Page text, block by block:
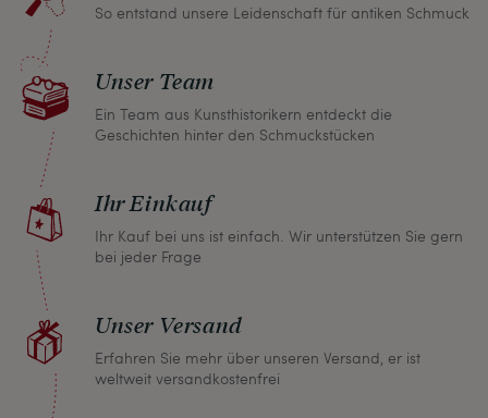
Sollten Sie aus irgendeinem Grund doch einmal
nicht zufrieden sein, nehmen Sie bitte mit uns
Kontakt auf und wir finden umgehend eine
gemeinsame Lösung. Unabhängig davon können
Sie innerhalb von einem Monat jeden Artikel
zurückgeben und wir erstatten Ihnen den vollen
Kaufpreis.
So entstand unsere Leidenschaft für antiken Schmuck
Unser Team
Ein Team aus Kunsthistorikern entdeckt die
Geschichten hinter den Schmuckstücken
Ihr Einkauf
Ihr Kauf bei uns ist einfach. Wir unterstützen Sie gern
bei jeder Frage
Unser Versand
Erfahren Sie mehr über unseren Versand, er ist
weltweit versandkostenfrei